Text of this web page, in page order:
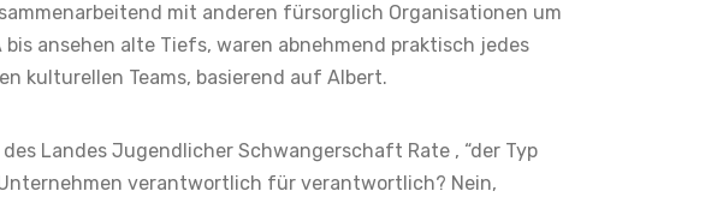
mit anderen fürsorglich Organisationen um
ansehen alte Tiefs, waren abnehmend praktisch jedes
kulturellen Teams, basierend auf Albert.
Landes Jugendlicher Schwangerschaft Rate , “der Typ
verantwortlich für verantwortlich? Nein,